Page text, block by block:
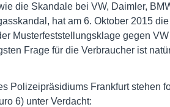
die Skandale bei VW, Daimler,
hat am 6. Oktober 2015
Musterfeststellungsklage gegen
Frage für die Verbraucher ist
Polizeipräsidiums Frankfurt stehen
6) unter Verdacht: